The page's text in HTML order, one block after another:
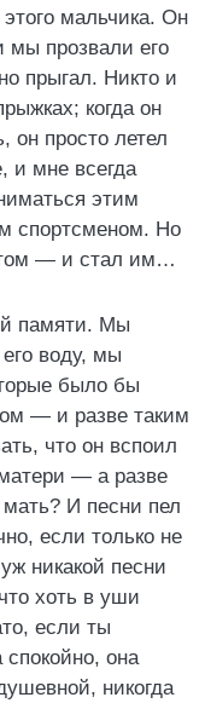
мальчика. Он
мы прозвали его
прыгал. Никто и
когда он
он просто летел
и мне всегда
этим
спортсменом. Но
— и стал им…
памяти. Мы
воду, мы
было бы
— и разве таким
что он вспоил
— а разве
И песни пел
если только не
никакой песни
хоть в уши
если ты
спокойно, она
никогда